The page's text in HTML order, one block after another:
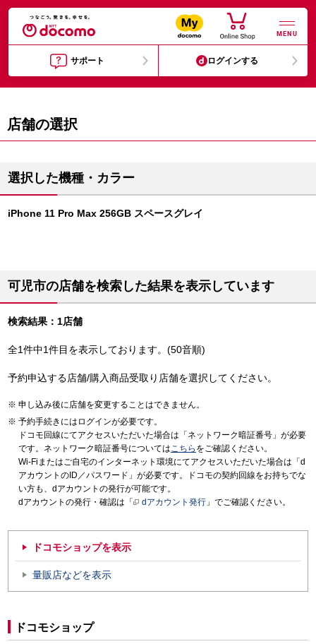
MENU
サポート ログインする
店舗の選択
選択した機種・カラー
iPhone 11 Pro Max 256GB スペースグレイ
可児市の店舗を検索した結果を表示しています
検索結果：1店舗
全1件中1件目を表示しております。(50音順)
予約申込する店舗/購入商品受取り店舗を選択してください。
申し込み後に店舗を変更することはできません。
予約手続きにはログインが必要です。
ドコモ回線にてアクセスいただいた場合は「ネットワーク暗証番号」が必要
です。ネットワーク暗証番号についてはこちら をご確認ください。
Wi-Fiまたはご自宅のインターネット環境にてアクセスいただいた場合は「d
アカウントのID／パスワード」が必要です。ドコモの契約回線をお持ちでな
い方も、dアカウントの発行が可能です。
dアカウントの発行・確認は「
dアカウント発行 」でご確認ください。
ドコモショップを表示
量販店などを表示
ドコモショップ